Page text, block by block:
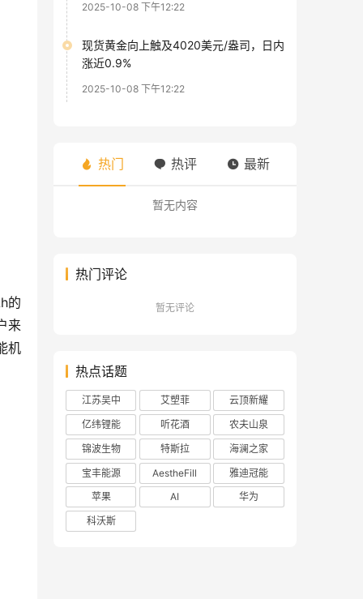
的
来
机
2025-10-08 下午12:22
现货黄金向上触及4020美元/盎司，日内
涨近0.9%
2025-10-08 下午12:22
热门 热评 最新
暂无内容
热门评论
暂无评论
热点话题
江苏吴中 艾塑菲
云顶新耀
亿纬锂能
听花酒
农夫山泉
锦波生物
特斯拉
海澜之家
宝丰能源
AestheFill
雅迪冠能
苹果
AI
华为
科沃斯